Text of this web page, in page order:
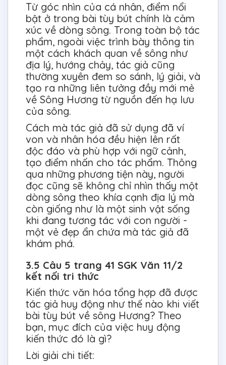
Từ góc nhìn của cá nhân, điểm nổi
bật ở trong bài tùy bút chính là cảm
xúc về dòng sông. Trong toàn bộ tác
phẩm, ngoài việc trình bày thông tin
một cách khách quan về sông như
địa lý, hướng chảy, tác giả cũng
thường xuyên đem so sánh, lý giải, và
tạo ra những liên tưởng đầy mới mẻ
về Sông Hương từ nguồn đến hạ lưu
của sông.
Cách mà tác giả đã sử dụng đã ví
von và nhân hóa đều hiện lên rất
độc đáo và phù hợp với ngữ cảnh,
tạo điểm nhấn cho tác phẩm. Thông
qua những phương tiện này, người
đọc cũng sẽ không chỉ nhìn thấy một
dòng sông theo khía cạnh địa lý mà
còn giống như là một sinh vật sống
khi đang tương tác với con người -
một vẻ đẹp ẩn chứa mà tác giả đã
khám phá.
3.5 Câu 5 trang 41 SGK Văn 11/2
kết nối tri thức
Kiến thức văn hóa tổng hợp đã được
tác giả huy động như thế nào khi viết
bài tùy bút về sông Hương? Theo
bạn, mục đích của việc huy động
kiến thức đó là gì?
Lời giải chi tiết: